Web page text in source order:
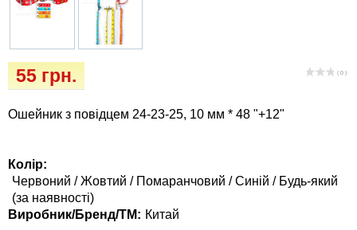
( 0 )
55 грн.
Ошейник з повідцем 24-23-25, 10 мм * 48 "+12"
Колір:
Червоний / Жовтий / Помаранчовий / Синій / Будь-який
(за наявності)
Виробник/Бренд/ТМ: Китай
Ласощі та корма
собак
Лежаки, будиночки, охолоджуючи
Одяг та взуття
Перенесення, сумки, клітини